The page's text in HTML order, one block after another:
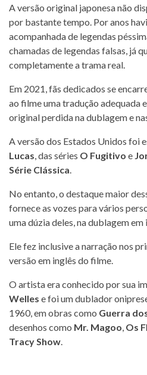
A versão original japonesa não
por bastante tempo. Por anos
acompanhada de legendas
chamadas de legendas falsas, já
completamente a trama real.
Em 2021, fãs dedicados se
ao filme uma tradução adequada
original perdida na dublagem e
A versão dos Estados Unidos foi
Lucas, das séries O Fugitivo e
Série Clássica.
No entanto, o destaque maior
fornece as vozes para vários
uma dúzia deles, na dublagem em
Ele fez inclusive a narração nos
versão em inglês do filme.
O artista era conhecido por sua
Welles e foi um dublador
1960, em obras como Guerra
desenhos como Mr. Magoo, Os
Tracy Show.